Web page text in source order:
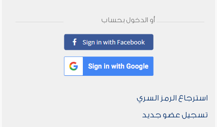
أو الدخول بحساب
استرجاع الرمز السري
تسجيل عضو جديد